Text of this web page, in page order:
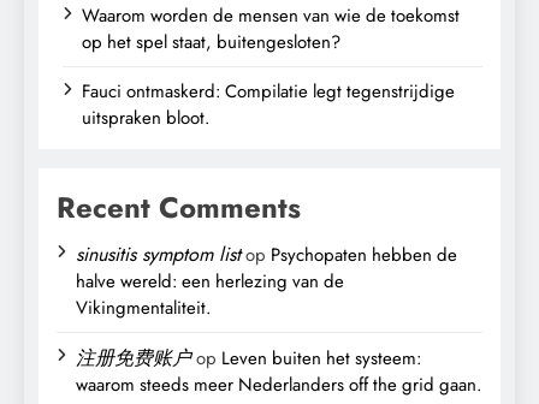
Waarom worden de mensen van wie de toekomst
op het spel staat, buitengesloten?
Fauci ontmaskerd: Compilatie legt tegenstrijdige
uitspraken bloot.
Recent Comments
sinusitis symptom listop Psychopaten hebben de
halve wereld: een herlezing van de
Vikingmentaliteit.
注册免费账户op Leven buiten het systeem:
waarom steeds meer Nederlanders off the grid gaan.